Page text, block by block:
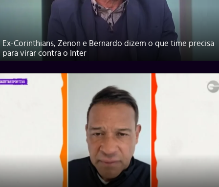
Ex-Corinthians, Zenon e Bernardo dizem o que time precisa
para virar contra o Inter